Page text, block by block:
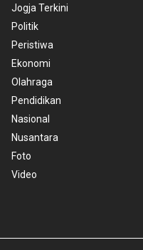
Jogja Terkini
Politik
Peristiwa
Ekonomi
Olahraga
Pendidikan
Nasional
Nusantara
Foto
Video